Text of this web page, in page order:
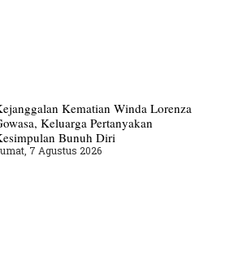
Kematian Winda Lorenza
Keluarga Pertanyakan
Bunuh Diri
7 Agustus 2026